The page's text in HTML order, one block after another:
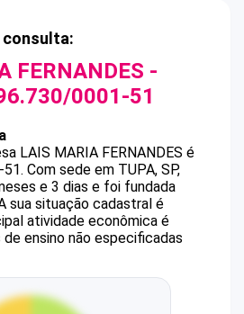
consulta:
FERNANDES -
0001-51
LAIS MARIA FERNANDES é
51. Com sede em TUPA, SP,
e 3 dias e foi fundada
sua situação cadastral é
atividade econômica é
ensino não especificadas